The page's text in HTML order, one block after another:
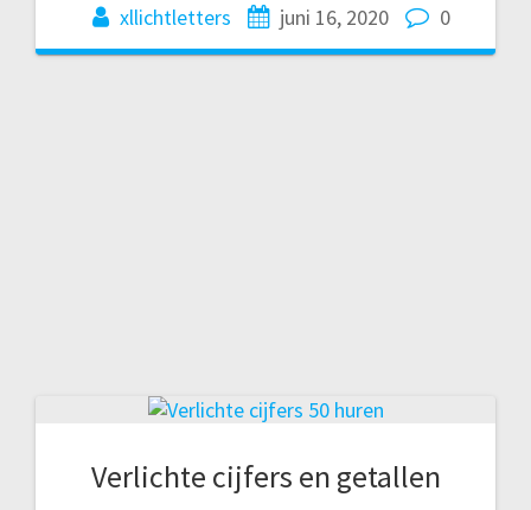
xllichtletters juni 16, 2020 0
Verlichte cijfers en getallen